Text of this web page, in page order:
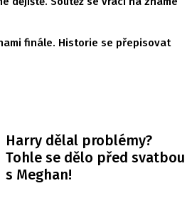
finále. Historie se přepisovat
Harry dělal problémy?
Tohle se dělo před svatbou
s Meghan!